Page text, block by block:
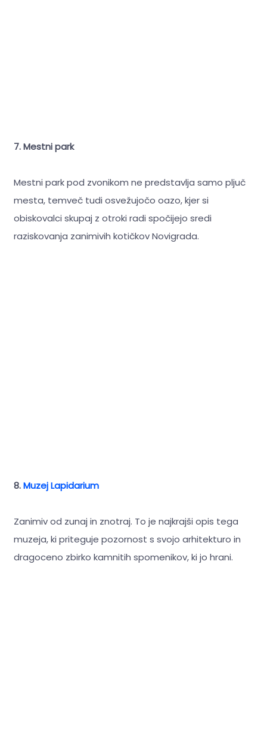
7. Mestni park
Mestni park pod zvonikom ne predstavlja samo pljuč
mesta, temveč tudi osvežujočo oazo, kjer si
obiskovalci skupaj z otroki radi spočijejo sredi
raziskovanja zanimivih kotičkov Novigrada.
8.Muzej Lapidarium
Zanimiv od zunaj in znotraj. To je najkrajši opis tega
muzeja, ki priteguje pozornost s svojo arhitekturo in
dragoceno zbirko kamnitih spomenikov, ki jo hrani.